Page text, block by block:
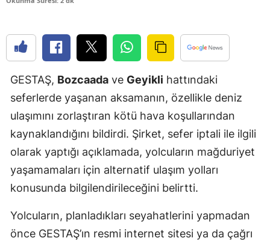
Erzincan
Erzurum
Gaziantep
Giresun
Gümüşhane
Hatay
Isparta
GESTAŞ, Bozcaada ve Geyikli hattındaki
seferlerde yaşanan aksamanın, özellikle deniz
ulaşımını zorlaştıran kötü hava koşullarından
kaynaklandığını bildirdi. Şirket, sefer iptali ile ilgili
olarak yaptığı açıklamada, yolcuların mağduriyet
yaşamamaları için alternatif ulaşım yolları
konusunda bilgilendirileceğini belirtti.
Yolcuların, planladıkları seyahatlerini yapmadan
önce GESTAŞ’ın resmi internet sitesi ya da çağrı